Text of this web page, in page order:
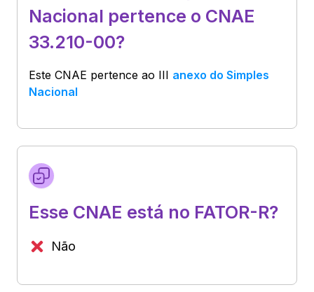
Nacional pertence o CNAE
33.210-00?
Este CNAE pertence ao III anexo do Simples
Nacional
Esse CNAE está no FATOR-R?
Não